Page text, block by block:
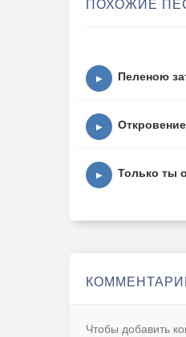
▶ Пеленою
▶ Откровение
▶ Только ты
Чтобы добавить